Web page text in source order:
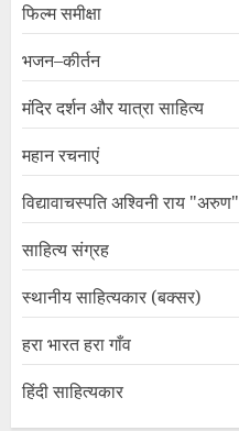
फिल्म समीक्षा
भजन–कीर्तन
मंदिर दर्शन और यात्रा साहित्य
महान रचनाएं
विद्यावाचस्पति अश्विनी राय "अरुण"
साहित्य संग्रह
स्थानीय साहित्यकार (बक्सर)
हरा भारत हरा गाँव
हिंदी साहित्यकार